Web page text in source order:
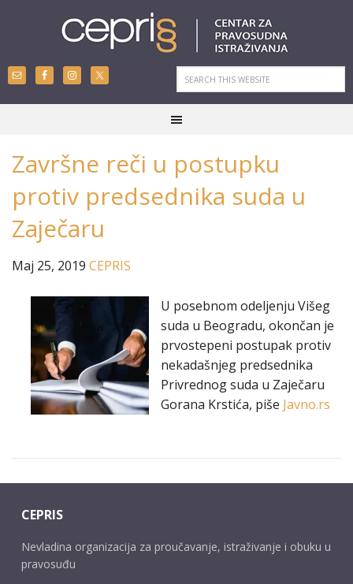
Završne reči u postupku
protiv predsednika suda u
Zaječaru
Maj 25, 2019 CEPRIS
U posebnom odeljenju Višeg
suda u Beogradu, okončan je
prvostepeni postupak protiv
nekadašnjeg predsednika
Privrednog suda u Zaječaru
Gorana Krstića, piše Javno.rs
CEPRIS
Nevladina organizacija za proučavanje, istraživanje i obuku u
pravosuđu